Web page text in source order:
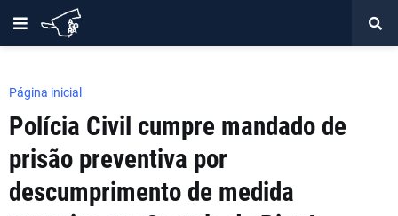
Página inicial
Polícia Civil cumpre mandado de
prisão preventiva por
descumprimento de medida